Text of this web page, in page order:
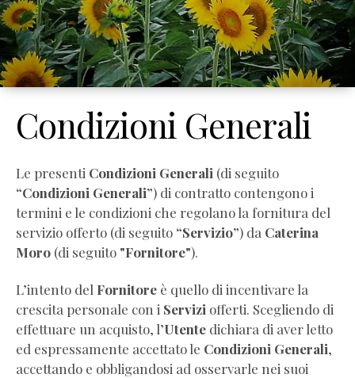
Condizioni Generali
Le presenti Condizioni Generali (di seguito
“Condizioni Generali”) di contratto contengono i
termini e le condizioni che regolano la fornitura del
servizio offerto (di seguito “Servizio”) da Caterina
Moro (di seguito "Fornitore").
L’intento del Fornitore è quello di incentivare la
crescita personale con i Servizi offerti. Scegliendo di
effettuare un acquisto, l’Utente dichiara di aver letto
ed espressamente accettato le Condizioni Generali,
accettando e obbligandosi ad osservarle nei suoi